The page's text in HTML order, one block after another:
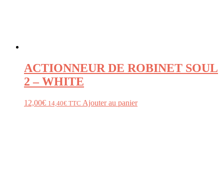
ACTIONNEUR DE ROBINET SOUL
2 – WHITE
12,00€ 14,40€ TTC Ajouter au panier